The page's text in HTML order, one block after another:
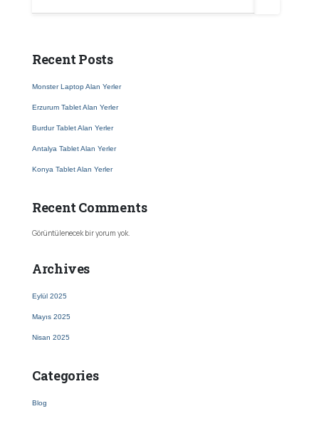
Recent Posts
Monster Laptop Alan Yerler
Erzurum Tablet Alan Yerler
Burdur Tablet Alan Yerler
Antalya Tablet Alan Yerler
Konya Tablet Alan Yerler
Recent Comments
Görüntülenecek bir yorum yok.
Archives
Eylül 2025
Mayıs 2025
Nisan 2025
Categories
Blog